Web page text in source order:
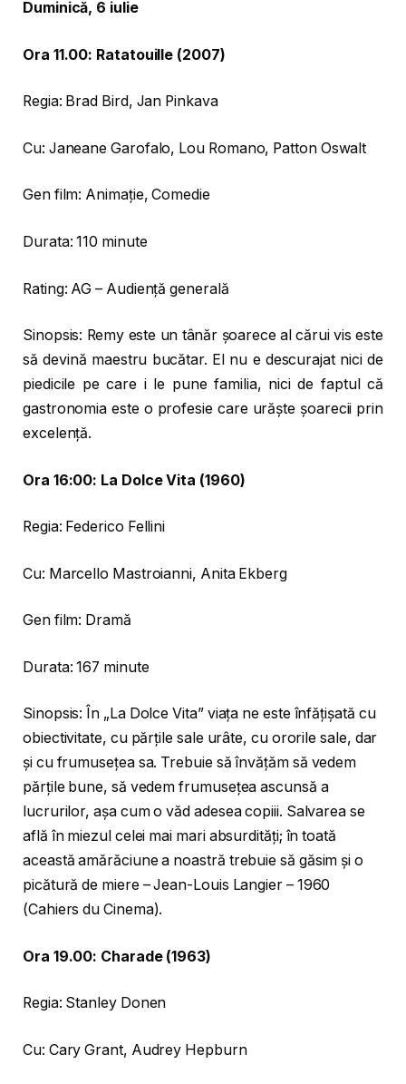
Duminică, 6 iulie
Ora 11.00: Ratatouille (2007)
Regia: Brad Bird, Jan Pinkava
Cu: Janeane Garofalo, Lou Romano, Patton Oswalt
Gen film: Animaţie, Comedie
Durata: 110 minute
Rating: AG – Audiență generală
Sinopsis: Remy este un tânăr șoarece al cărui vis este
să devină maestru bucătar. El nu e descurajat nici de
piedicile pe care i le pune familia, nici de faptul că
gastronomia este o profesie care urăște șoarecii prin
excelență.
Ora 16:00: La Dolce Vita (1960)
Regia: Federico Fellini
Cu: Marcello Mastroianni, Anita Ekberg
Gen film: Dramă
Durata: 167 minute
Sinopsis: În „La Dolce Vita” viața ne este înfățișată cu
obiectivitate, cu părțile sale urâte, cu ororile sale, dar
și cu frumusețea sa. Trebuie să învățăm să vedem
părțile bune, să vedem frumusețea ascunsă a
lucrurilor, așa cum o văd adesea copiii. Salvarea se
află în miezul celei mai mari absurdități; în toată
această amărăciune a noastră trebuie să găsim și o
picătură de miere – Jean-Louis Langier – 1960
(Cahiers du Cinema).
Ora 19.00: Charade (1963)
Regia: Stanley Donen
Cu: Cary Grant, Audrey Hepburn